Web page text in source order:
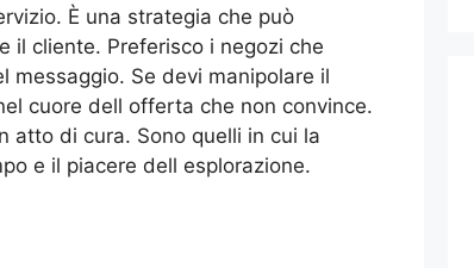
È una strategia che può
il cliente. Preferisco i negozi che
messaggio. Se devi manipolare il
cuore dell offerta che non convince.
atto di cura. Sono quelli in cui la
e il piacere dell esplorazione.